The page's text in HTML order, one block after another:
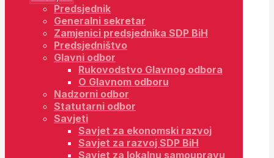
Predsjednik
Generalni sekretar
Zamjenici predsjednika SDP BiH
Predsjedništvo
Glavni odbor
Rukovodstvo Glavnog odbora
O Glavnom odboru
Nadzorni odbor
Statutarni odbor
Savjeti
Savjet za ekonomski razvoj
Savjet za razvoj SDP BiH
Savjet za lokalnu samoupravu